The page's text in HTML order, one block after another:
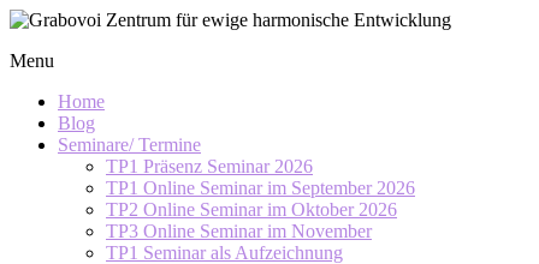
Skip
content
Zentrum
ewige
harmonische
Entwicklung
Menu
Home
Blog
Seminare/ Termine
TP1 Präsenz Seminar 2026
TP1 Online Seminar im September 2026
TP2 Online Seminar im Oktober 2026
TP3 Online Seminar im November
TP1 Seminar als Aufzeichnung